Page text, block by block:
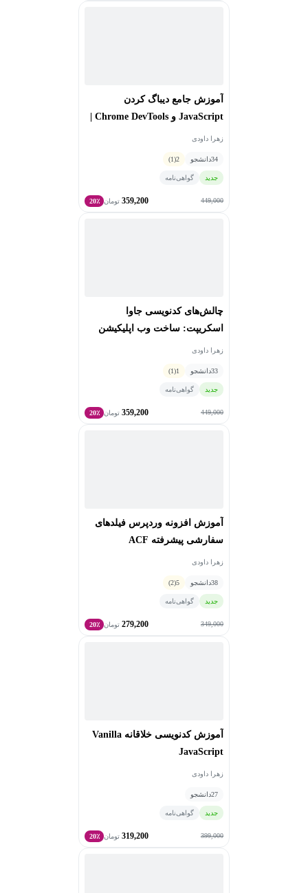
آموزش جامع دیباگ کردن
رفع خطاهای سایت مانند یک
زهرا داودی
34دانشجو 2
(1)
جدید گواهی‌نامه
449,000
359,200 تومان 20٪
چالش‌های کدنویسی جاوا
اسکریپت: ساخت وب اپلیکیشن
زهرا داودی
33دانشجو 1
(1)
جدید گواهی‌نامه
449,000
359,200 تومان 20٪
آموزش افزونه وردپرس فیلدهای
سفارشی پیشرفته ACF
زهرا داودی
38دانشجو 5
(2)
جدید گواهی‌نامه
349,000
279,200 تومان 20٪
آموزش کدنویسی خلاقانه Vanilla
JavaScript
زهرا داودی
27دانشجو
جدید گواهی‌نامه
399,000
319,200 تومان 20٪